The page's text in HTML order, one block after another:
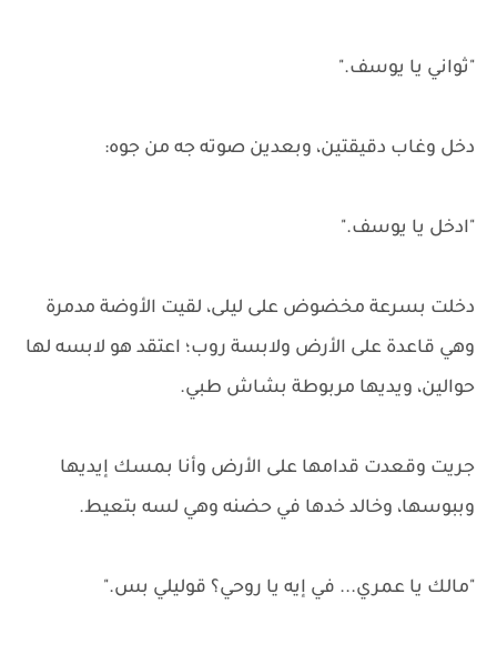
"ثواني يا يوسف."
دخل وغاب دقيقتين، وبعدين صوته جه من جوه:
"ادخل يا يوسف."
دخلت بسرعة مخضوض على ليلى، لقيت الأوضة مدمرة
وهي قاعدة على الأرض ولابسة روب؛ اعتقد هو لابسه لها
حوالين، ويديها مربوطة بشاش طبي.
جريت وقعدت قدامها على الأرض وأنا بمسك إيديها
وببوسها، وخالد خدها في حضنه وهي لسه بتعيط.
"مالك يا عمري... في إيه يا روحي؟ قوليلي بس."